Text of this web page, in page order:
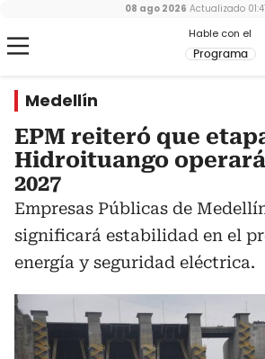
Hable con el
Programa
08 ago 2026 Actualizado
Medellín
EPM reiteró que
Hidroituango
2027
Empresas Públicas de
significará estabilidad en el
energía y seguridad eléctrica.